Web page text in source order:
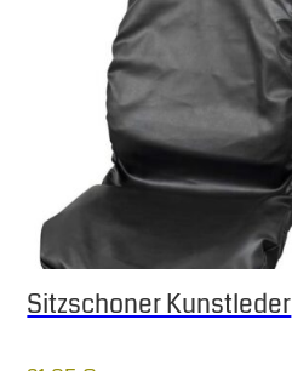
Sitzschoner Kunstleder